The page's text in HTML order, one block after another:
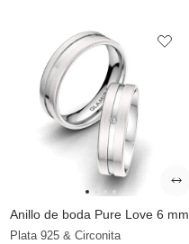
Anillo de boda Pure Love 6 mm
Plata 925 & Circonita